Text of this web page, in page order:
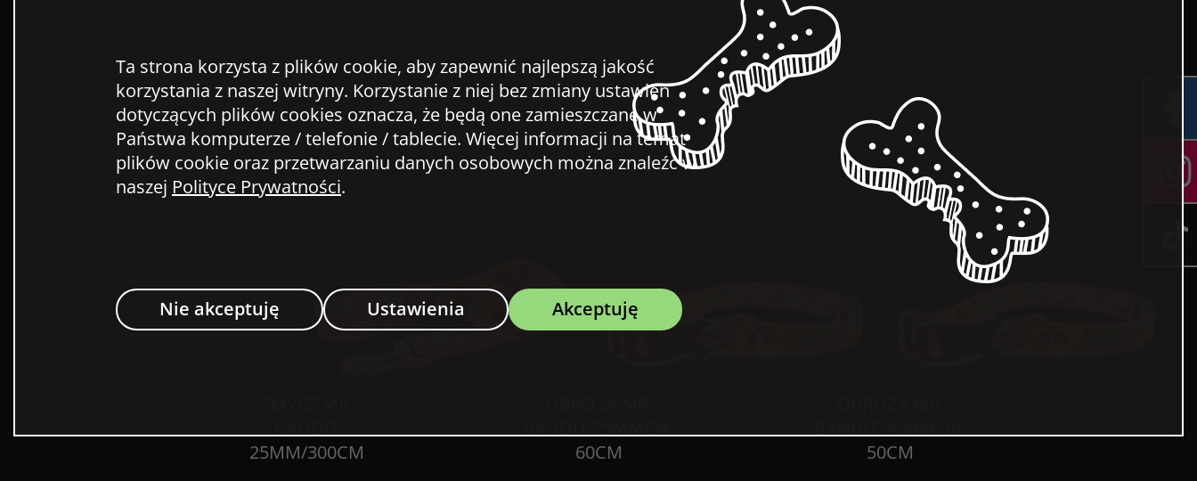
25MM/300CM
60CM
50CM
Ta strona korzysta z plików cookie, aby zapewnić najlepszą jakość
korzystania z naszej witryny. Korzystanie z niej bez zmiany ustawień
dotyczących plików cookies oznacza, że będą one zamieszczane w
Państwa komputerze / telefonie / tablecie. Więcej informacji na temat
plików cookie oraz przetwarzaniu danych osobowych można znaleźć w
naszej Polityce Prywatności.
Akceptuję
Nie akceptuję Ustawienia